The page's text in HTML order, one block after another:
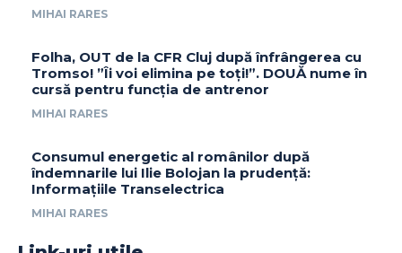
MIHAI RARES
Folha, OUT de la CFR Cluj după înfrângerea cu
Tromso! ”Îi voi elimina pe toți!”. DOUĂ nume în
cursă pentru funcția de antrenor
MIHAI RARES
Consumul energetic al românilor după
îndemnarile lui Ilie Bolojan la prudență:
Informațiile Transelectrica
MIHAI RARES